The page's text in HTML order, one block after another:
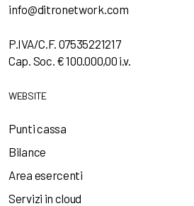
info@ditronetwork.com
P.IVA/C.F. 07535221217
Cap. Soc. € 100.000,00 i.v.
WEBSITE
Punti cassa
Bilance
Area esercenti
Servizi in cloud